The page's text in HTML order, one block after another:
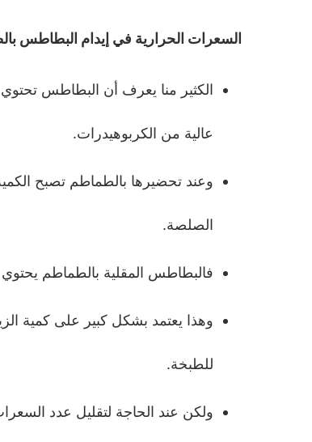
السعرات الحرارية في إيدام البطاطس
الكثير منا يعرف أن البطاطس
عالية من الكربوهيدرات.
وعند تحضيرها بالطماطم تصبح
الصلصة.
فالبطاطس المقلية بالطماطم يحتوي عادة على حوالي
وهذا يعتمد بشكل كبير على كمية
للطبخة.
ولكن عند الحاجة لتقليل عدد